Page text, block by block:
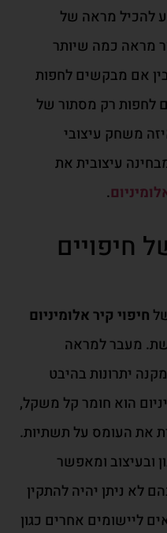
להכיל מראה של
מראה כמה שיותר
אם מבקשים לחפות
ם לחפות רק מסתור של
משחק עיצובי
עיצובית את
.
חיפויים
חיפוי קיר אלומיניום
מעבר למראה
יתרונות בהיבט
הוא חומר קל משקל,
את העומס על תשתיות.
ובעיצוב ומאפשר
לא ניתן יהיה להתקין
ליישומים אחרים כגון